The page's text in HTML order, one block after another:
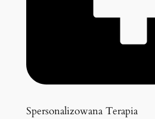
Spersonalizowana Terapia